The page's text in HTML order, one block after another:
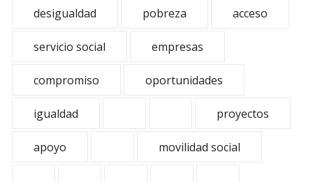
desigualdad pobreza acceso
servicio social empresas
compromiso oportunidades
igualdad proyectos
apoyo movilidad social